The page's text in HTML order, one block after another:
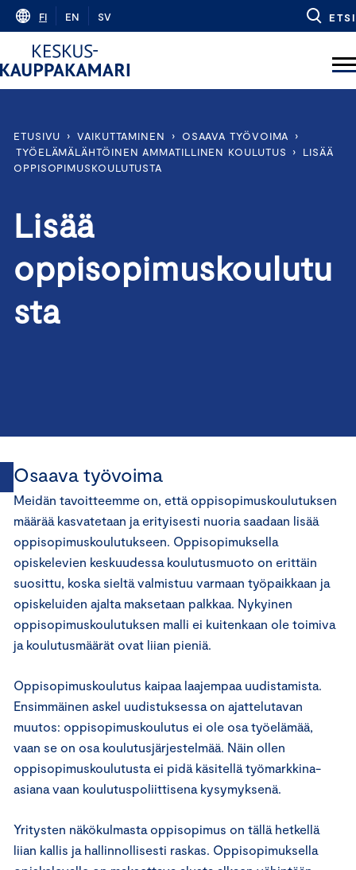
Skip
content
FI EN SV ETSI
ETUSIVU › VAIKUTTAMINEN › OSAAVA TYÖVOIMA
›
TYÖELÄMÄLÄHTÖINEN AMMATILLINEN KOULUTUS
›
LISÄÄ
OPPISOPIMUSKOULUTUSTA
Lisää
oppisopimuskoulutu
sta
Osaava työvoima
Meidän tavoitteemme on, että oppisopimuskoulutuksen
määrää kasvatetaan ja erityisesti nuoria saadaan lisää
oppisopimuskoulutukseen. Oppisopimuksella
opiskelevien keskuudessa koulutusmuoto on erittäin
suosittu, koska sieltä valmistuu varmaan työpaikkaan ja
opiskeluiden ajalta maksetaan palkkaa. Nykyinen
oppisopimuskoulutuksen malli ei kuitenkaan ole toimiva
ja koulutusmäärät ovat liian pieniä.
Oppisopimuskoulutus kaipaa laajempaa uudistamista.
Ensimmäinen askel uudistuksessa on ajattelutavan
muutos: oppisopimuskoulutus ei ole osa työelämää,
vaan se on osa koulutusjärjestelmää. Näin ollen
oppisopimuskoulutusta ei pidä käsitellä työmarkkina-
asiana vaan koulutuspoliittisena kysymyksenä.
Yritysten näkökulmasta oppisopimus on tällä hetkellä
liian kallis ja hallinnollisesti raskas. Oppisopimuksella